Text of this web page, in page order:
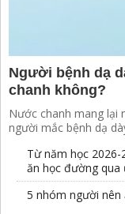
Người bệnh dạ
chanh không?
Nước chanh mang lại
người mắc bệnh dạ
Từ năm học
ăn học đường qua
5 nhóm người nên